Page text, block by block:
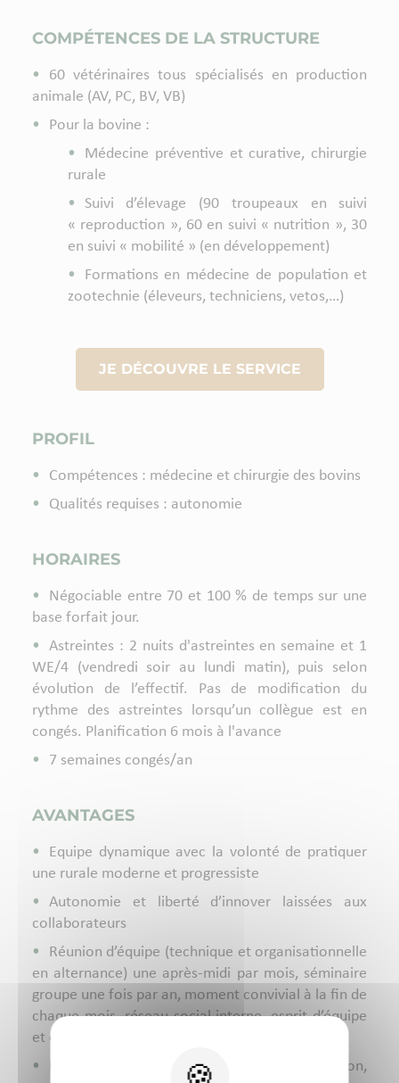
COMPÉTENCES DE LA STRUCTURE
60 vétérinaires tous spécialisés en production
animale (AV, PC, BV, VB)
Pour la bovine :
Médecine préventive et curative, chirurgie
rurale
Suivi d’élevage (90 troupeaux en suivi
« reproduction », 60 en suivi « nutrition », 30
en suivi « mobilité » (en développement)
Formations en médecine de population et
zootechnie (éleveurs, techniciens, vetos,…)
JE DÉCOUVRE LE SERVICE
PROFIL
Compétences : médecine et chirurgie des bovins
Qualités requises : autonomie
HORAIRES
Négociable entre 70 et 100 % de temps sur une
base forfait jour.
Astreintes : 2 nuits d'astreintes en semaine et 1
WE/4 (vendredi soir au lundi matin), puis selon
évolution de l’effectif. Pas de modification du
rythme des astreintes lorsqu’un collègue est en
congés. Planification 6 mois à l'avance
7 semaines congés/an
AVANTAGES
Equipe dynamique avec la volonté de pratiquer
une rurale moderne et progressiste
Autonomie et liberté d’innover laissées aux
collaborateurs
Réunion d’équipe (technique et organisationnelle
en alternance) une après-midi par mois, séminaire
groupe une fois par an, moment convivial à la fin de
chaque mois, réseau social interne, esprit d’équipe
et échanges autour des cas…
Formation possible en médecine de population,